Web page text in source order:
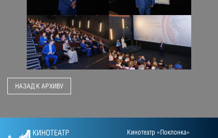
НАЗАД К АРХИВУ
Кинотеатр «Поклонка»